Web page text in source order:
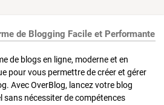
de Blogging Facile et Performante
de blogs en ligne, moderne et en
pour vous permettre de créer et gérer
Avec OverBlog, lancez votre blog
sans nécessiter de compétences